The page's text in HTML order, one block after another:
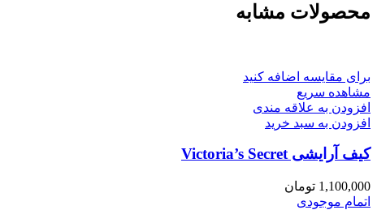
محصولات مشابه
برای مقایسه اضافه کنید
مشاهده سریع
افزودن به علاقه مندی
افزودن به سبد خرید
کیف آرایشی Victoria’s Secret
1,100,000 تومان
اتمام موجودی